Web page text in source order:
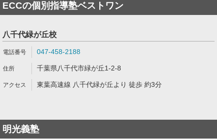
ECCの個別指導塾ベストワン
八千代緑が丘校
047-458-2188
千葉県八千代市緑が丘1-2-8
東葉高速線 八千代緑が丘より 徒歩 約3分
明光義塾